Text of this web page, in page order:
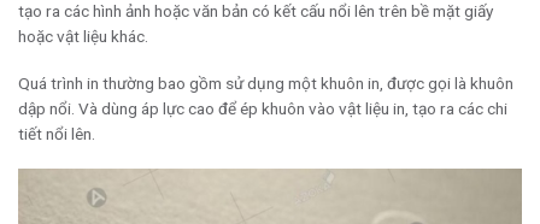
tạo ra các hình ảnh hoặc văn bản có kết cấu nổi lên trên bề mặt giấy
hoặc vật liệu khác.
Quá trình in thường bao gồm sử dụng một khuôn in, được gọi là khuôn
dập nổi. Và dùng áp lực cao để ép khuôn vào vật liệu in, tạo ra các chi
tiết nổi lên.